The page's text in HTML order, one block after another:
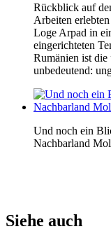
Rückblick auf
Arbeiten
Loge Arpad in
eingerichteten
Rumänien ist die
unbedeutend:
Und noch ein
Nachbarland
Siehe auch